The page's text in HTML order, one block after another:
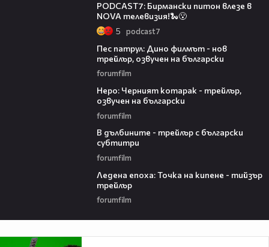
PODCAST7: Бирмански питон влезе в
NOVA телевизия!🐍😮
5 podcast7
Пес патрул: Дино филмът - нов
трейлър, озвучен на български
forumfilm
Неро: Черният котарак - трейлър,
озвучен на български
forumfilm
В дълбините - трейлър с български
субтитри
forumfilm
Ледена епоха: Точка на кипене - тийзър
трейлър
forumfilm